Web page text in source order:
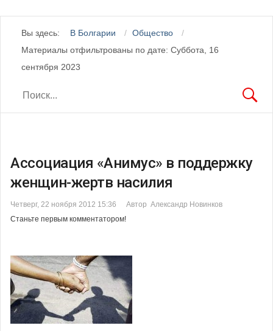
Вы здесь: В Болгарии
Общество
Материалы отфильтрованы по дате: Суббота, 16
сентября 2023
Ассоциация «Анимус» в поддержку
женщин-жертв насилия
Четверг, 22 ноября 2012 15:36
Автор Александр Новинков
Станьте первым комментатором!